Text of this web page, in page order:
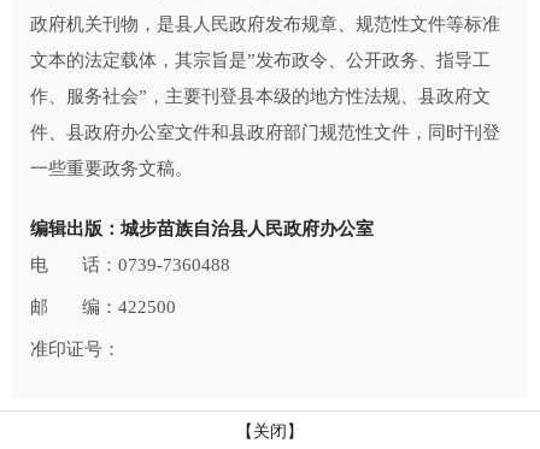
政府机关刊物，是县人民政府发布规章、规范性文件等标准
文本的法定载体，其宗旨是”发布政令、公开政务、指导工
作、服务社会”，主要刊登县本级的地方性法规、县政府文
件、县政府办公室文件和县政府部门规范性文件，同时刊登
一些重要政务文稿。
编辑出版：城步苗族自治县人民政府办公室
电 话：0739-7360488
邮 编：422500
准印证号：
【关闭】